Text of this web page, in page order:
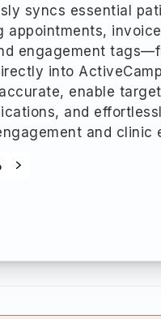
syncs essential
appointments,
engagement
into
enable
and
and clinic